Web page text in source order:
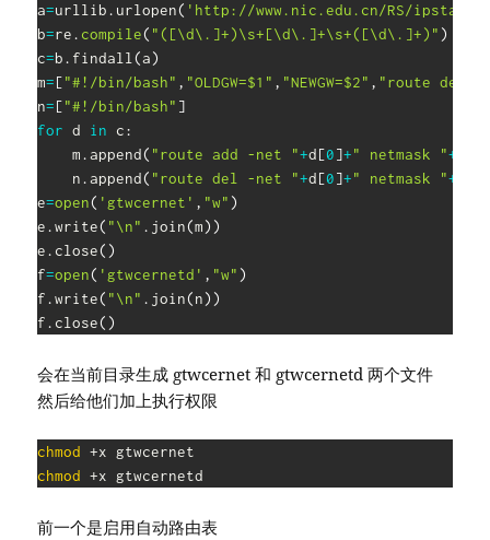
a=urllib. urlopen( 'http://www.nic.edu.cn/RS/
b=re. compile( "([\d\.]+)\s+[\d\.]+\s+([\d\.]+)" )
c=b. findall(a)
m=["#!/bin/bash" , "OLDGW=$1" , "NEWGW=$2" , "route del -
n=["#!/bin/bash" ]
for d in c:
    m
.append( "route add -net "+d[0]+" netmask "+
    n
.append( "route del -net "+d[0]+" netmask "+
e=open( 'gtwcernet' , "w" )
e.write( "\n" . join(m) )
e. close( )
f=open( 'gtwcernetd' , "w" )
f.write( "\n" . join(n) )
f. close( )
会在当前目录生成 gtwcernet 和 gtwcernetd 两个文件
然后给他们加上执行权限
chmod
chmod +x gtwcernetd
前一个是启用自动路由表